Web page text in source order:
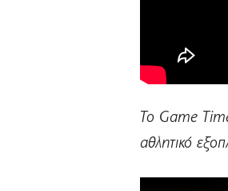
Το Game
αθλητικό